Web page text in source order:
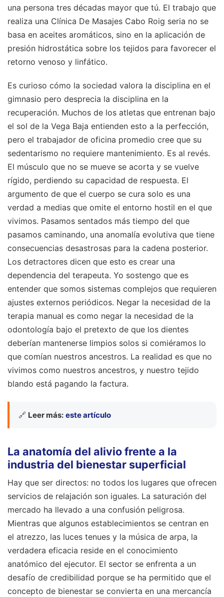
una persona tres décadas mayor que tú. El trabajo que
realiza una Clínica De Masajes Cabo Roig seria no se
basa en aceites aromáticos, sino en la aplicación de
presión hidrostática sobre los tejidos para favorecer el
retorno venoso y linfático.
Es curioso cómo la sociedad valora la disciplina en el
gimnasio pero desprecia la disciplina en la
recuperación. Muchos de los atletas que entrenan bajo
el sol de la Vega Baja entienden esto a la perfección,
pero el trabajador de oficina promedio cree que su
sedentarismo no requiere mantenimiento. Es al revés.
El músculo que no se mueve se acorta y se vuelve
rígido, perdiendo su capacidad de respuesta. El
argumento de que el cuerpo se cura solo es una
verdad a medias que omite el entorno hostil en el que
vivimos. Pasamos sentados más tiempo del que
pasamos caminando, una anomalía evolutiva que tiene
consecuencias desastrosas para la cadena posterior.
Los detractores dicen que esto es crear una
dependencia del terapeuta. Yo sostengo que es
entender que somos sistemas complejos que requieren
ajustes externos periódicos. Negar la necesidad de la
terapia manual es como negar la necesidad de la
odontología bajo el pretexto de que los dientes
deberían mantenerse limpios solos si comiéramos lo
que comían nuestros ancestros. La realidad es que no
vivimos como nuestros ancestros, y nuestro tejido
blando está pagando la factura.
🔗 Leer más: este artículo
La anatomía del alivio frente a la
industria del bienestar superficial
Hay que ser directos: no todos los lugares que ofrecen
servicios de relajación son iguales. La saturación del
mercado ha llevado a una confusión peligrosa.
Mientras que algunos establecimientos se centran en
el atrezzo, las luces tenues y la música de arpa, la
verdadera eficacia reside en el conocimiento
anatómico del ejecutor. El sector se enfrenta a un
desafío de credibilidad porque se ha permitido que el
concepto de bienestar se convierta en una mercancía